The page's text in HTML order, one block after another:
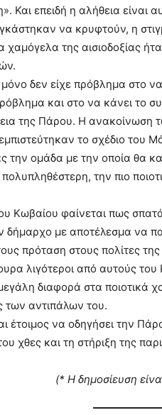
Και επειδή η αλήθεια είναι
να κρυφτούν, η
χαμόγελα της αισιοδοξίας
δεν είχε πρόβλημα στο
και στο να κάνει το
της Πάρου. Η
το σχέδιο του
την ομάδα με την οποία θα
την πιο
Κωβαίου φαίνεται πως
δήμαρχο με αποτέλεσμα να
πρόταση στους πολίτες
λιγότεροι από αυτούς
διαφορά στα ποιοτικά
των αντιπάλων του.
έτοιμος να οδηγήσει την
χθες και τη στήριξη της
(* Η δημοσίευση